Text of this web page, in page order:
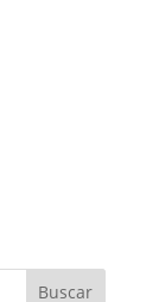
Buscar